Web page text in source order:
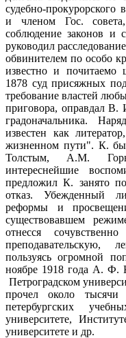
судебно-прокурорского
и членом Гос.
соблюдение законов и
руководил
обвинителем по особо
известно и почитаемо
1878 суд присяжных
требование властей
приговора, оправдал В.
градоначальника.
известен как
жизненном пути". К.
Толстым, А.М.
интереснейшие
предложил К. занято
отказ. Убежденный
реформы и
существовавшем
отнесся
преподавательскую,
пользуясь огромной
ноябре 1918 года А. Ф.
Петроградском
прочел около
петербургских
университете,
университете и др.